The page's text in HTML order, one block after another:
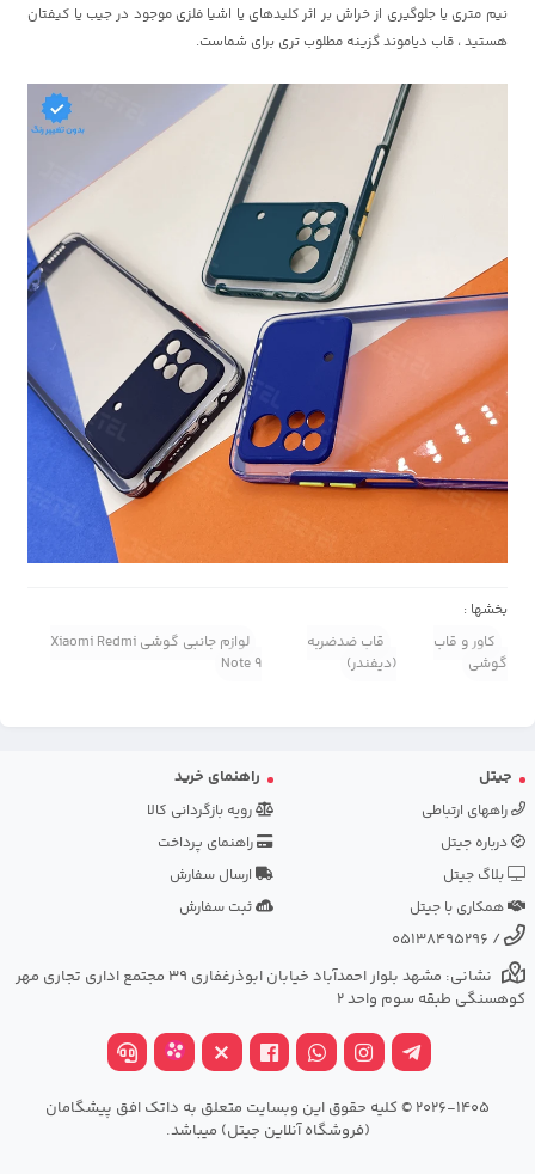
نیم متری یا جلوگیری از خراش بر اثر کلیدهای یا اشیا فلزی موجود در جیب یا کیفتان
هستید ، قاب دیاموند گزینه مطلوب تری برای شماست.
بخشها :
کاور و قاب
گوشی
قاب ضدضربه
(دیفندر)
لوازم جانبی گوشی Xiaomi Redmi
Note 9
جیتل
راههای ارتباطی
درباره جیتل
بلاگ جیتل
همکاری با جیتل
راهنمای خرید
رویه بازگردانی کالا
راهنمای پرداخت
ارسال سفارش
ثبت سفارش
/
05138495296
نشانی: مشهد بلوار احمدآباد خیابان ابوذرغفاری 39 مجتمع اداری تجاری مهر
کوهسنگی طبقه سوم واحد 2
2026-1405 © کلیه حقوق این وبسایت متعلق به داتک افق پیشگامان
(فروشگاه آنلاین جیتل) میباشد.